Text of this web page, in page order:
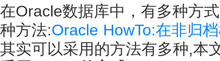
在Oracle数据库中，有多种方
种方法:Oracle HowTo:在非归
其实可以采用的方法有多种,本